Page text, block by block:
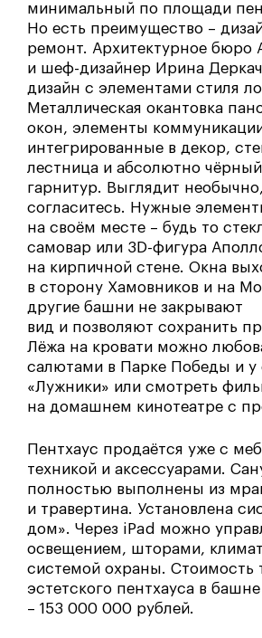
минимальный по площади
Но есть преимущество –
ремонт. Архитектурное бюро
и шеф-дизайнер Ирина
дизайн с элементами стиля
Металлическая окантовка
окон, элементы
интегрированные в декор,
лестница и абсолютно
гарнитур. Выглядит необычно,
согласитесь. Нужные
на своём месте – будь то
самовар или 3D-фигура
на кирпичной стене. Окна
в сторону Хамовников и на
другие башни не закрывают
вид и позволяют сохранить
Лёжа на кровати можно
салютами в Парке Победы и у
«Лужники» или смотреть
на домашнем кинотеатре с
Пентхаус продаётся уже с
техникой и аксессуарами.
полностью выполнены из
и травертина. Установлена
дом». Через iPad можно
освещением, шторами,
системой охраны. Стоимость
эстетского пентхауса в
– 153 000 000 рублей.